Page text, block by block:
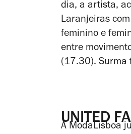
dia, a artista,
Laranjeiras
feminino e
entre
(17.30). Surma
UNITED
A ModaLisboa